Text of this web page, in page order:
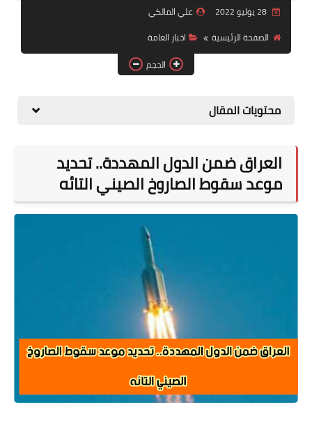
قسم التطبيقات
قطع الاراضي
28 يوليو 2022
علي المالكي
الصفحة الرئيسية
اخبار العامة
الحجم
محتويات المقال
العراق ضمن الدول المهددة.. تحديد
موعد سقوط الصاروخ الصيني التائه